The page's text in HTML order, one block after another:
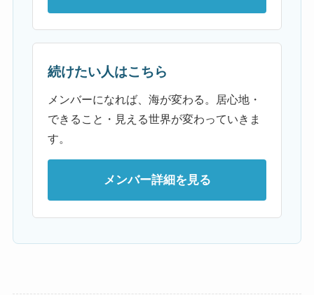
続けたい人はこちら
メンバーになれば、海が変わる。居心地・
できること・見える世界が変わっていきま
す。
メンバー詳細を見る